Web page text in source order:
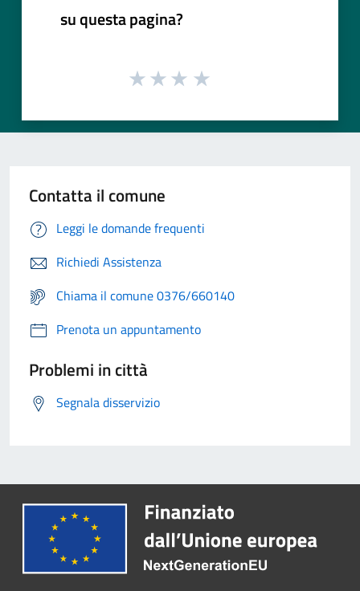
su questa pagina?
Contatta il comune
Leggi le domande frequenti
Richiedi Assistenza
Chiama il comune 0376/660140
Prenota un appuntamento
Problemi in città
Segnala disservizio